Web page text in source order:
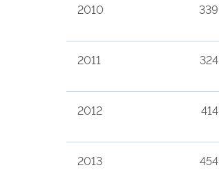
2010 339
2011 324
2012 414
2013 454